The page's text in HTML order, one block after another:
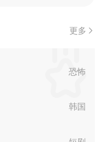
更多
恐怖
韩国